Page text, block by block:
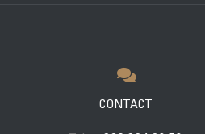
CONTACT